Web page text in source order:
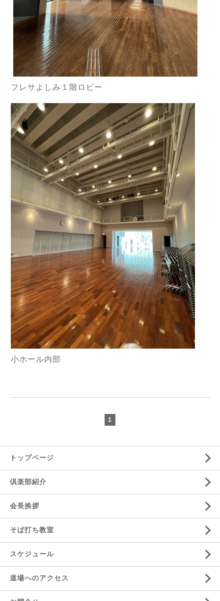
フレサよしみ１階ロビー
小ホール内部
1
トップページ
倶楽部紹介
会長挨拶
そば打ち教室
スケジュール
道場へのアクセス